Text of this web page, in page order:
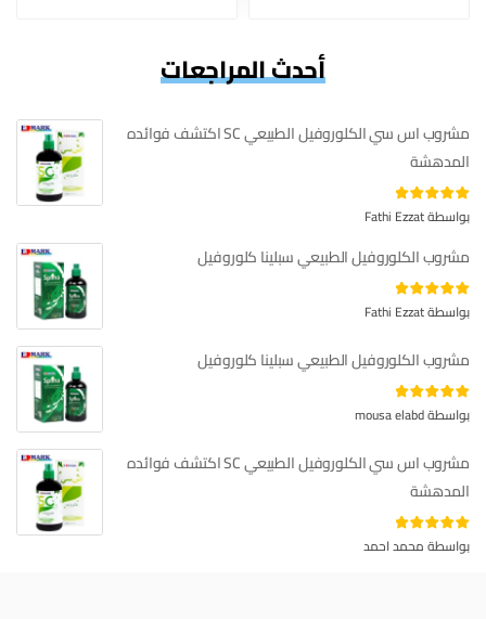
أحدث المراجعات
مشروب اس سي الكلوروفيل الطبيعي SC اكتشف فوائده
المدهشة
تم التقييم
4من 5
بواسطة Fathi Ezzat
مشروب الكلوروفيل الطبيعي سبلينا كلوروفيل
تم التقييم
4من 5
بواسطة Fathi Ezzat
مشروب الكلوروفيل الطبيعي سبلينا كلوروفيل
تم التقييم5
من 5 بواسطة mousa elabd
مشروب اس سي الكلوروفيل الطبيعي SC اكتشف فوائده
المدهشة
تم التقييم5
من 5
بواسطة محمد احمد